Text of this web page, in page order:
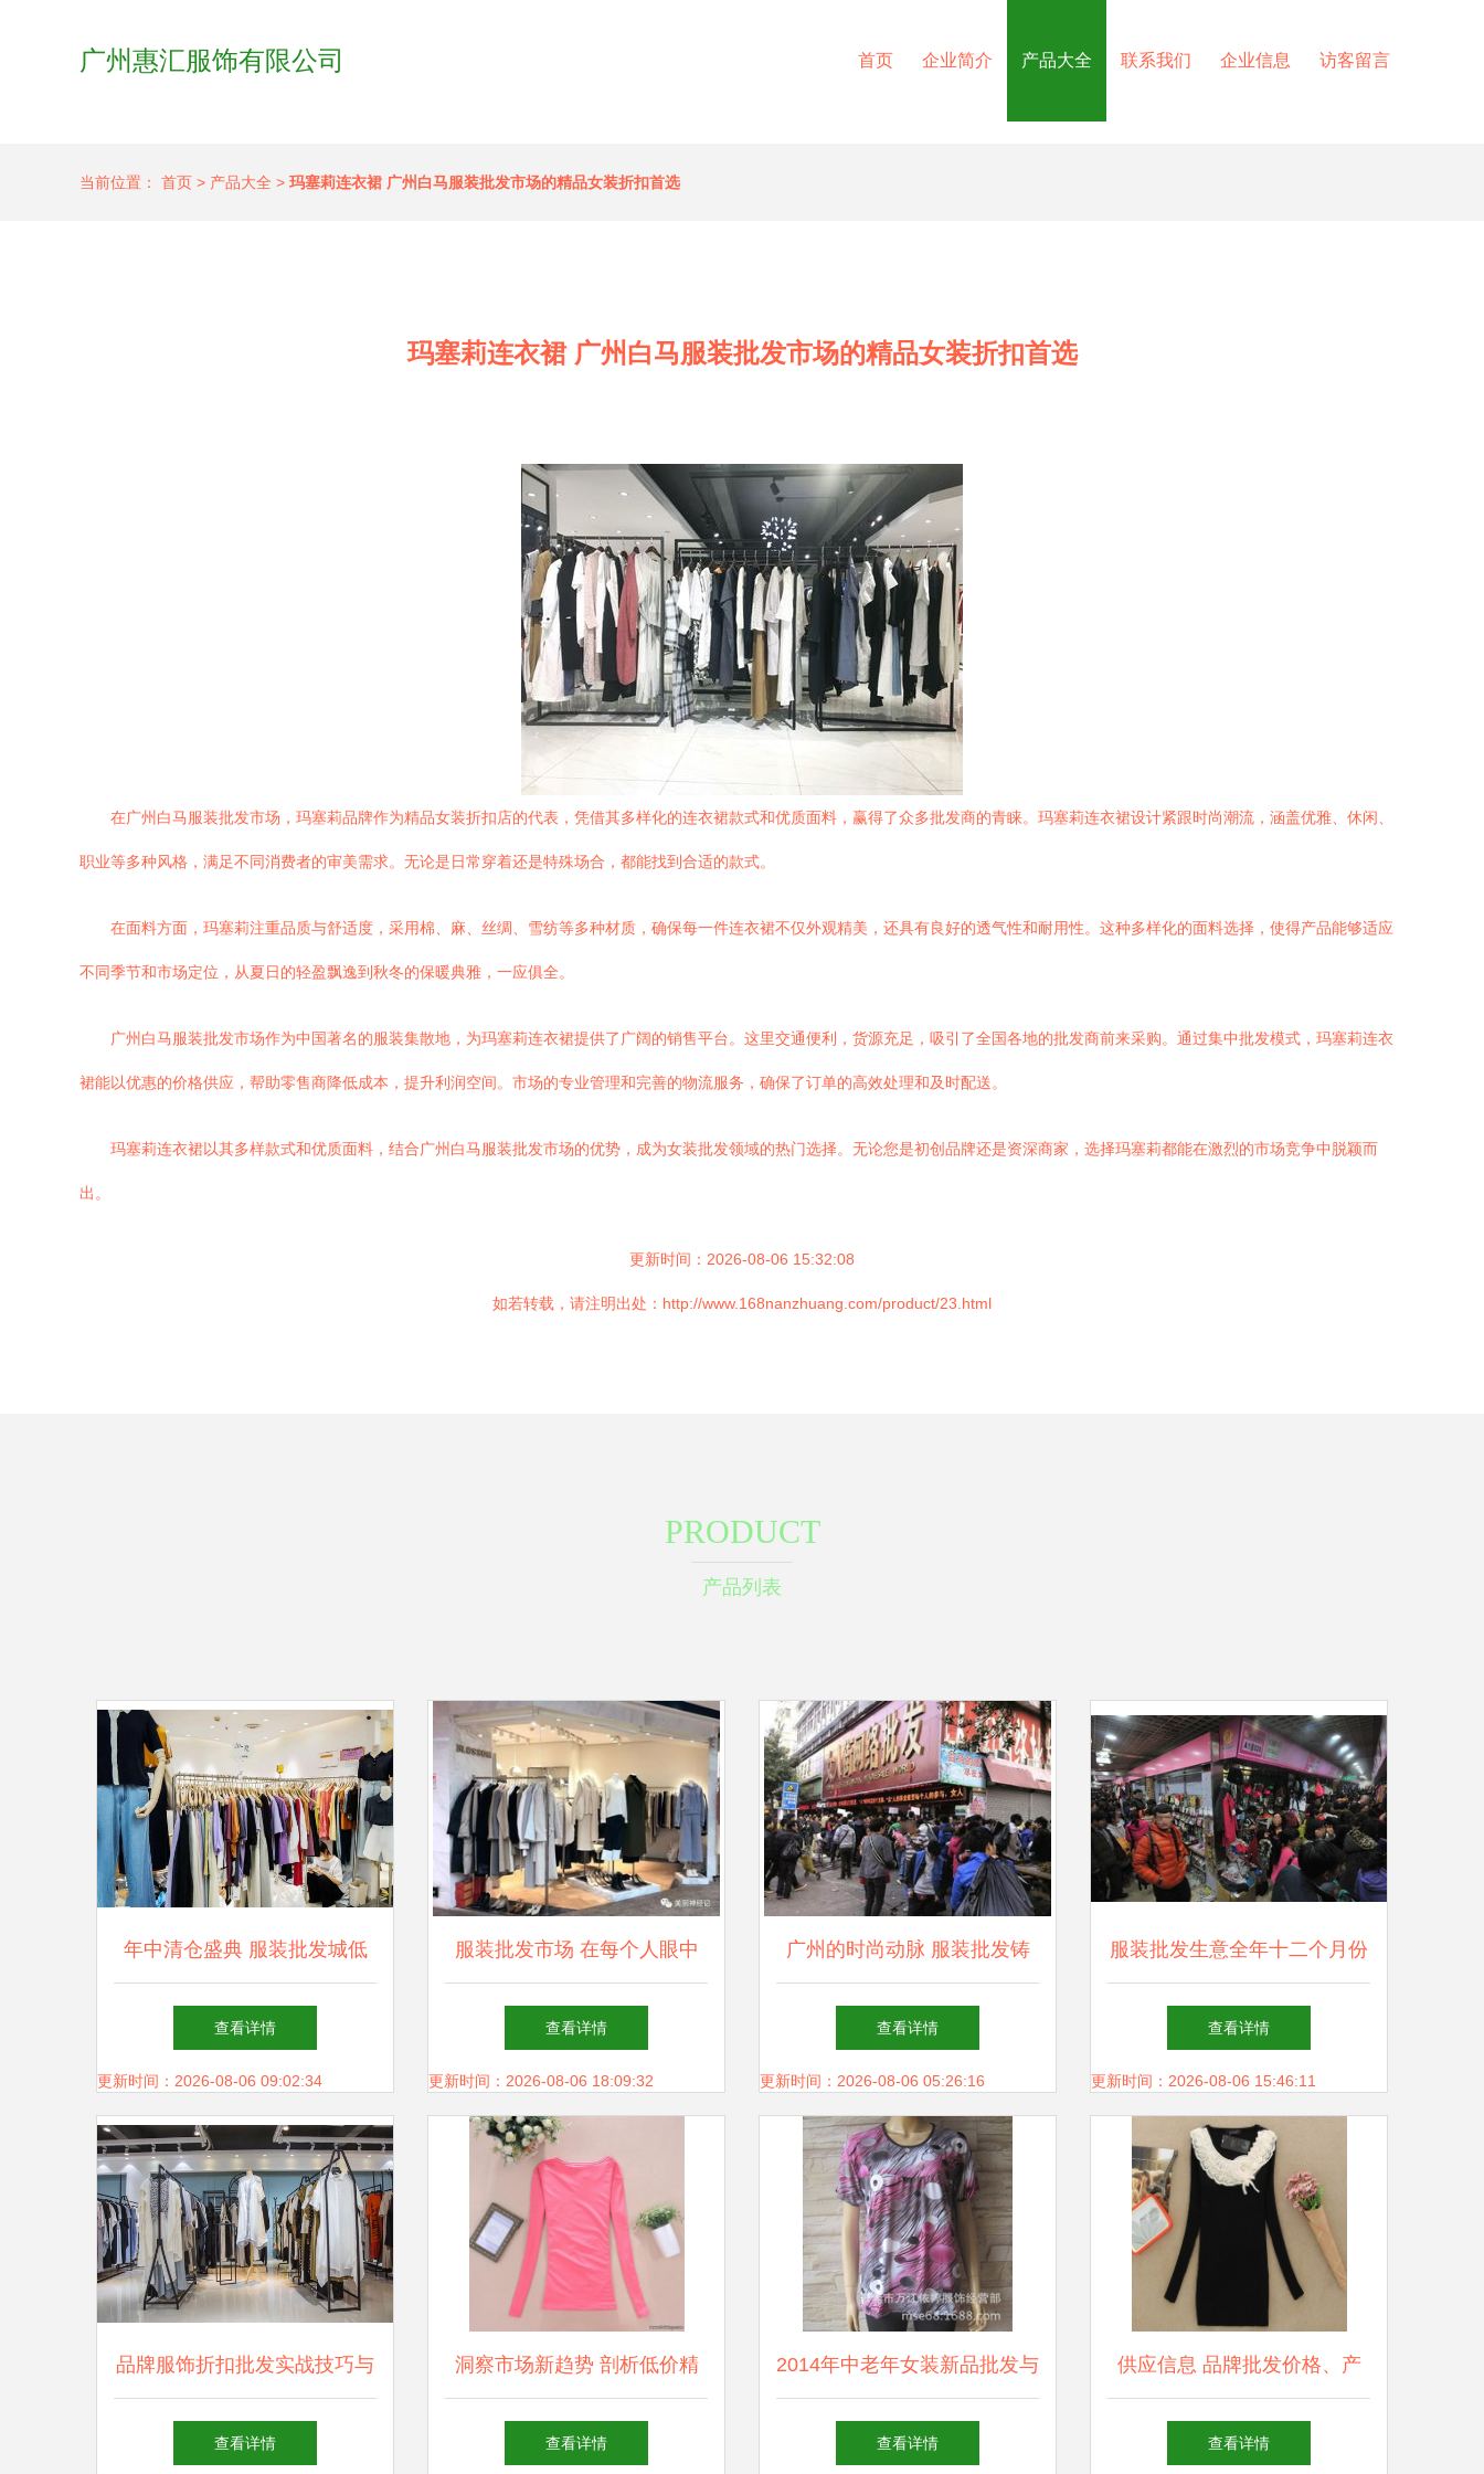
广州惠汇服饰有限公司 首页 企业简介 产品大全 联系我们 企业信息 访客留言
当前位置： 首页 > 产品大全 > 玛塞莉连衣裙 广州白马服装批发市场的精品女装折扣首选
玛塞莉连衣裙 广州白马服装批发市场的精品女装折扣首选
在广州白马服装批发市场，玛塞莉品牌作为精品女装折扣店的代表，凭借其多样化的连衣裙款式和优质面料，赢得了众多批发商的青睐。玛塞莉连衣裙设计紧跟时尚潮流，涵盖优雅、休闲、
职业等多种风格，满足不同消费者的审美需求。无论是日常穿着还是特殊场合，都能找到合适的款式。
在面料方面，玛塞莉注重品质与舒适度，采用棉、麻、丝绸、雪纺等多种材质，确保每一件连衣裙不仅外观精美，还具有良好的透气性和耐用性。这种多样化的面料选择，使得产品能够适应
不同季节和市场定位，从夏日的轻盈飘逸到秋冬的保暖典雅，一应俱全。
广州白马服装批发市场作为中国著名的服装集散地，为玛塞莉连衣裙提供了广阔的销售平台。这里交通便利，货源充足，吸引了全国各地的批发商前来采购。通过集中批发模式，玛塞莉连衣
裙能以优惠的价格供应，帮助零售商降低成本，提升利润空间。市场的专业管理和完善的物流服务，确保了订单的高效处理和及时配送。
玛塞莉连衣裙以其多样款式和优质面料，结合广州白马服装批发市场的优势，成为女装批发领域的热门选择。无论您是初创品牌还是资深商家，选择玛塞莉都能在激烈的市场竞争中脱颖而
出。
更新时间：2026-08-06 15:32:08
如若转载，请注明出处：http://www.168nanzhuang.com/product/23.html
PRODUCT
产品列表
年中清仓盛典 服装批发城低
至10元，500元装一麻袋抢购
攻略
查看详情
更新时间：2026-08-06 09:02:34
服装批发市场 在每个人眼中
不同的“圣地”
查看详情
更新时间：2026-08-06 18:09:32
广州的时尚动脉 服装批发铸
就一线城市韧性
查看详情
更新时间：2026-08-06 05:26:16
服装批发生意全年十二个月份
销售策略全解析
查看详情
更新时间：2026-08-06 15:46:11
品牌服饰折扣批发实战技巧与
要点全解析
查看详情
洞察市场新趋势 剖析低价精
品秋冬装批发现象
查看详情
2014年中老年女装新品批发与
供应指南
查看详情
供应信息 品牌批发价格、产
品样品与库存尾货指南（第二
查看详情